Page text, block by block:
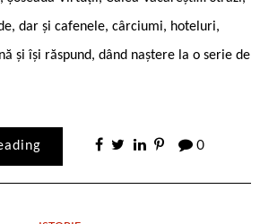
dar și cafenele, cârciumi, hoteluri,
și își răspund, dând naștere la o serie de
0